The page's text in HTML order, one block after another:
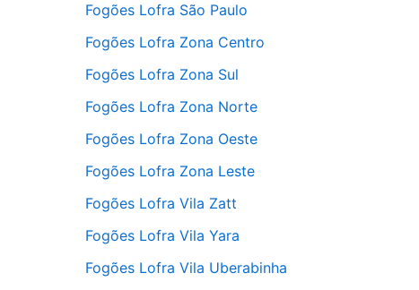
Fogões Lofra São Paulo
Fogões Lofra Zona Centro
Fogões Lofra Zona Sul
Fogões Lofra Zona Norte
Fogões Lofra Zona Oeste
Fogões Lofra Zona Leste
Fogões Lofra Vila Zatt
Fogões Lofra Vila Yara
Fogões Lofra Vila Uberabinha